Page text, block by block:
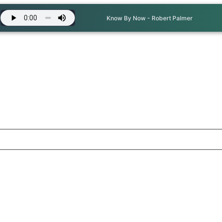
Know By Now - Robert Palmer